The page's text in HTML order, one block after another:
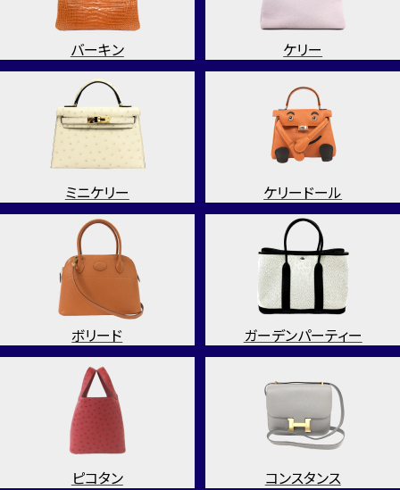
バーキン ケリー
ミニケリー ケリードール
ボリード ガーデンパーティー
ピコタン コンスタンス